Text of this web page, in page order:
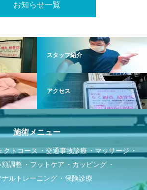
お知らせ一覧
スタッフ紹介
アクセス
施術メニュー
クトコース 交通事故診療
マッサージ
顔調整 フットケア
カッピング
ナルトレーニング
保険診療